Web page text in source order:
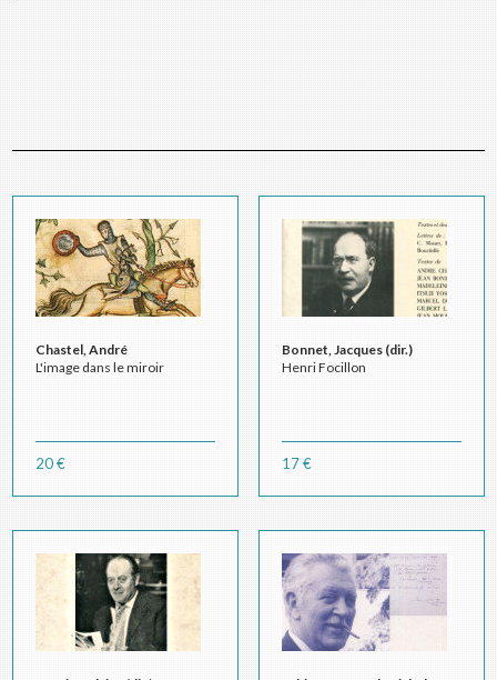
Chastel, André
L'image dans le miroir
20 €
Bonnet, Jacques (dir.)
Henri Focillon
17 €